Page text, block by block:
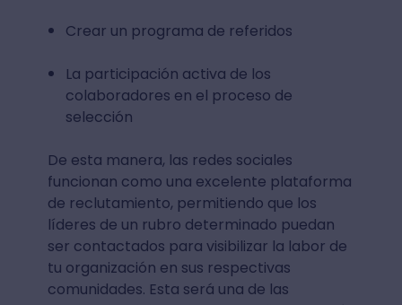
Crear un programa de referidos
La participación activa de los
colaboradores en el proceso de
selección
De esta manera, las redes sociales
funcionan como una excelente plataforma
de reclutamiento, permitiendo que los
líderes de un rubro determinado puedan
ser contactados para visibilizar la labor de
tu organización en sus respectivas
comunidades. Esta será una de las